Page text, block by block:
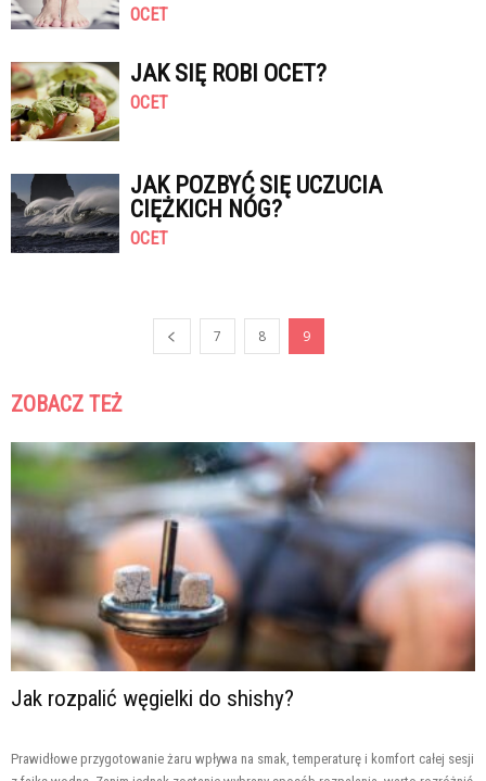
OCET
JAK SIĘ ROBI OCET?
OCET
JAK POZBYĆ SIĘ UCZUCIA
CIĘŻKICH NÓG?
OCET
7 8 9
ZOBACZ TEŻ
Jak rozpalić węgielki do shishy?
Prawidłowe przygotowanie żaru wpływa na smak, temperaturę i komfort całej sesji